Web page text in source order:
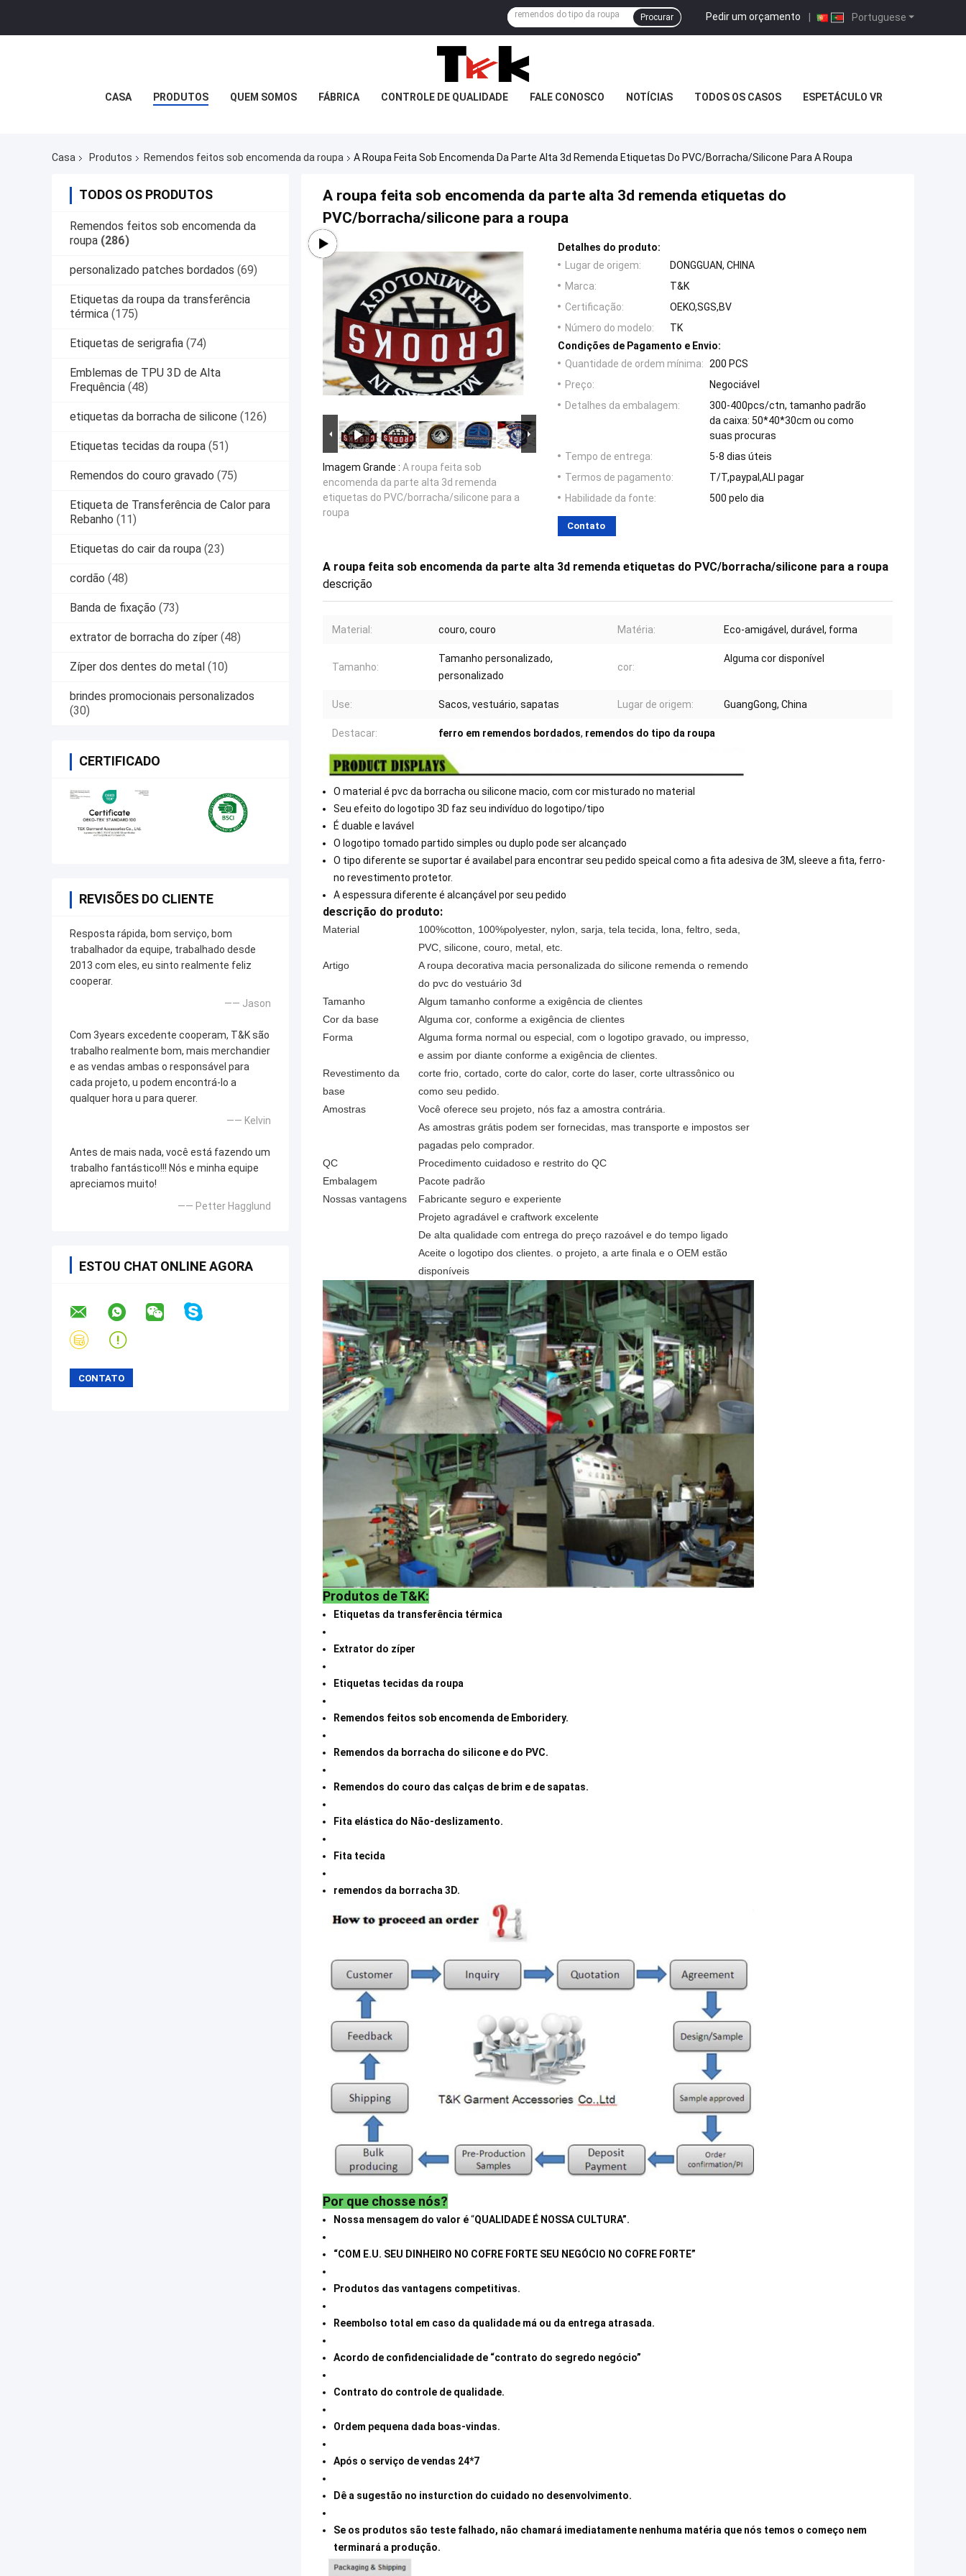
Portuguese
Pedir um orçamento |
Procurar
CASA PRODUTOS QUEM SOMOS FÁBRICA CONTROLE DE QUALIDADE FALE CONOSCO NOTÍCIAS TODOS OS CASOS ESPETÁCULO VR
Casa Produtos Remendos feitos sob encomenda da roupa A Roupa Feita Sob Encomenda Da Parte Alta 3d Remenda Etiquetas Do PVC/borracha/silicone Para A Roupa
TODOS OS PRODUTOS
Remendos feitos sob encomenda da
roupa (286)
personalizado patches bordados (69)
Etiquetas da roupa da transferência
térmica (175)
Etiquetas de serigrafia (74)
Emblemas de TPU 3D de Alta
Frequência (48)
etiquetas da borracha de silicone (126)
Etiquetas tecidas da roupa (51)
Remendos do couro gravado (75)
Etiqueta de Transferência de Calor para
Rebanho (11)
Etiquetas do cair da roupa (23)
cordão (48)
Banda de fixação (73)
extrator de borracha do zíper (48)
Zíper dos dentes do metal (10)
brindes promocionais personalizados
(30)
CERTIFICADO
REVISÕES DO CLIENTE
Resposta rápida, bom serviço, bom
trabalhador da equipe, trabalhado desde
2013 com eles, eu sinto realmente feliz
cooperar.
—— Jason
Com 3years excedente cooperam, T&K são
trabalho realmente bom, mais merchandier
e as vendas ambas o responsável para
cada projeto, u podem encontrá-lo a
qualquer hora u para querer.
—— Kelvin
Antes de mais nada, você está fazendo um
trabalho fantástico!!! Nós e minha equipe
apreciamos muito!
—— Petter Hagglund
ESTOU CHAT ONLINE AGORA
A roupa feita sob encomenda da parte alta 3d remenda etiquetas do
PVC/borracha/silicone para a roupa
Imagem Grande : A roupa feita sob
encomenda da parte alta 3d remenda
etiquetas do PVC/borracha/silicone para a
roupa
Detalhes do produto:
Lugar de origem:
DONGGUAN, CHINA
Marca:
T&K
Certificação:
OEKO,SGS,BV
Número do modelo:
TK
Condições de Pagamento e Envio:
Quantidade de ordem mínima: 200 PCS
Preço:
Negociável
Detalhes da embalagem:
300-400pcs/ctn, tamanho padrão
da caixa: 50*40*30cm ou como
suas procuras
Tempo de entrega:
5-8 dias úteis
Termos de pagamento:
T/T,paypal,ALI pagar
Habilidade da fonte:
500 pelo dia
Contato
A roupa feita sob encomenda da parte alta 3d remenda etiquetas do PVC/borracha/silicone para a roupa
descrição
Material: couro, couro Matéria: Eco-amigável, durável, forma
Tamanho:
Tamanho personalizado,
personalizado
cor:
Alguma cor disponível
Use: Sacos, vestuário, sapatas Lugar de origem: GuangGong, China
Destacar: ferro em remendos bordados, remendos do tipo da roupa
O material é pvc da borracha ou silicone macio, com cor misturado no material
Seu efeito do logotipo 3D faz seu indivíduo do logotipo/tipo
É duable e lavável
O logotipo tomado partido simples ou duplo pode ser alcançado
O tipo diferente se suportar é availabel para encontrar seu pedido speical como a fita adesiva de 3M, sleeve a fita, ferro-
no revestimento protetor.
A espessura diferente é alcançável por seu pedido
descrição do produto:
Material
100%cotton, 100%polyester, nylon, sarja, tela tecida, lona, feltro, seda,
PVC, silicone, couro, metal, etc.
Artigo
A roupa decorativa macia personalizada do silicone remenda o remendo
do pvc do vestuário 3d
Tamanho
Algum tamanho conforme a exigência de clientes
Cor da base
Alguma cor, conforme a exigência de clientes
Forma
Alguma forma normal ou especial, com o logotipo gravado, ou impresso,
e assim por diante conforme a exigência de clientes.
Revestimento da
base
corte frio, cortado, corte do calor, corte do laser, corte ultrassônico ou
como seu pedido.
Amostras
Você oferece seu projeto, nós faz a amostra contrária.
As amostras grátis podem ser fornecidas, mas transporte e impostos ser
pagadas pelo comprador.
QC
Procedimento cuidadoso e restrito do QC
Embalagem
Pacote padrão
Nossas vantagens
Fabricante seguro e experiente
Projeto agradável e craftwork excelente
De alta qualidade com entrega do preço razoável e do tempo ligado
Aceite o logotipo dos clientes. o projeto, a arte finala e o OEM estão
disponíveis
Produtos de T&K:
Etiquetas da transferência térmica
Extrator do zíper
Etiquetas tecidas da roupa
Remendos feitos sob encomenda de Emboridery.
Remendos da borracha do silicone e do PVC.
Remendos do couro das calças de brim e de sapatas.
Fita elástica do Não-deslizamento.
Fita tecida
remendos da borracha 3D.
Por que chosse nós?
Nossa mensagem do valor é“QUALIDADE É NOSSA CULTURA”.
“COM E.U. SEU DINHEIRO NO COFRE FORTE SEU NEGÓCIO NO COFRE FORTE”
Produtos das vantagens competitivas.
Reembolso total em caso da qualidade má ou da entrega atrasada.
Acordo de confidencialidade de “contrato do segredo negócio”
Contrato do controle de qualidade.
Ordem pequena dada boas-vindas.
Após o serviço de vendas 24*7
Dê a sugestão no insturction do cuidado no desenvolvimento.
Se os produtos são teste falhado, não chamará imediatamente nenhuma matéria que nós temos o começo nem
terminará a produção.